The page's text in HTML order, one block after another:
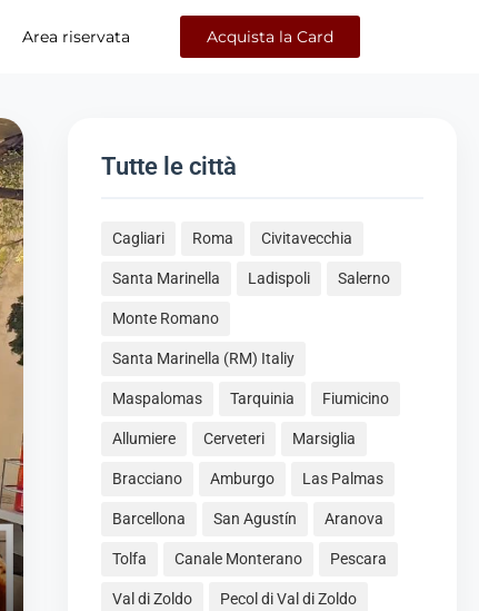
Area riservata Acquista la Card
Tutte le città
Cagliari Roma Civitavecchia
Santa Marinella Ladispoli Salerno
Monte Romano
Santa Marinella (RM) Italiy
Maspalomas Tarquinia Fiumicino
Allumiere Cerveteri Marsiglia
Bracciano Amburgo Las Palmas
Barcellona San Agustín Aranova
Tolfa Canale Monterano Pescara
Val di Zoldo Pecol di Val di Zoldo